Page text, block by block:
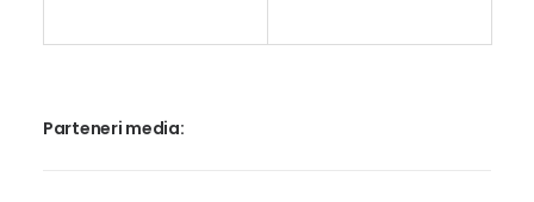
Parteneri media: